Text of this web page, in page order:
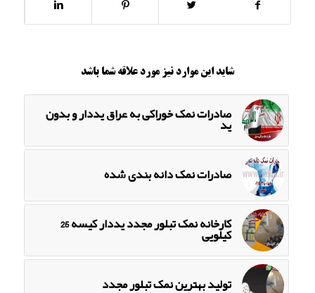
شاید این موارد نیز مورد علاقه شما باشد
صادرات نمک خوراکی به عراق یددار و بدون
ید
صادرات نمک دانه بندی شده
کارخانه نمک تبلور مجدد یددار کیسه 25
کیلویی
تولید بهترین نمک تبلور مجدد